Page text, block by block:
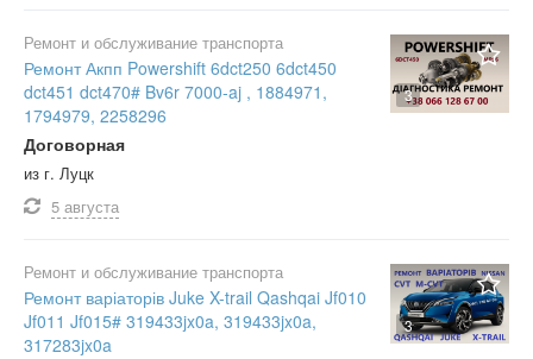
3
Ремонт и обслуживание транспорта
Ремонт Акпп Powershift 6dct250 6dct450
dct451 dct470# Bv6r 7000-aj , 1884971,
1794979, 2258296
Договорная
из г. Луцк
5 августа
3
Ремонт и обслуживание транспорта
Ремонт варіаторів Juke X-trail Qashqai Jf010
Jf011 Jf015# 319433jx0a, 319433jx0a,
317283jx0a